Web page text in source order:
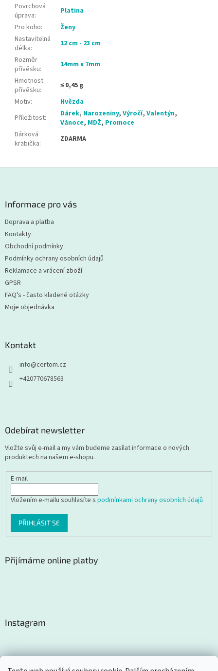
Povrchová
úprava:
Platina
Pro koho:
Ženy
Nastavitelná
délka:
12 cm - 23 cm
Rozměr
přívěsku:
14mm x 7mm
Hmotnost
přívěsku:
≤ 0,45 g
Motiv:
Hvězda
Příležitost: Dárek, Narozeniny, Výročí, Valentýn,
Vánoce, MDŽ, Promoce
Dárková
krabička: ZDARMA
Informace pro vás
Doprava a platba
Kontakty
Obchodní podmínky
Podmínky ochrany osobních údajů
Reklamace a vrácení zboží
GPSR
FAQ's - často kladené otázky
Moje objednávka
Kontakt
info@certom.cz
+420770678563
Odebírat newsletter
Vložte svůj e-mail a my vám budeme zasílat informace o nových
produktech na našem e-shopu.
E-mail
Vložením e-mailu souhlasíte s podmínkami ochrany osobních údajů
PŘIHLÁSIT SE
Přijímáme online platby
Instagram